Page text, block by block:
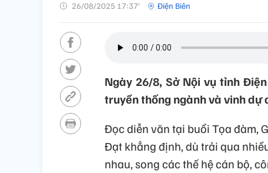
26/08/2025 17:37’ Điện Biên
Ngày 26/8, Sở Nội vụ tỉnh
truyền thống ngành và vinh dự
Đọc diễn văn tại buổi Tọa đàm,
Đạt khẳng định, dù trải qua
nhau, song các thế hệ cán bộ,